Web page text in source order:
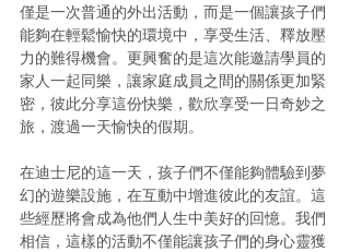
僅是一次普通的外出活動，而是一個讓孩子們
能夠在輕鬆愉快的環境中，享受生活、釋放壓
力的難得機會。更興奮的是這次能邀請學員的
家人一起同樂，讓家庭成員之間的關係更加緊
密，彼此分享這份快樂，歡欣享受一日奇妙之
旅，渡過一天愉快的假期。
在迪士尼的這一天，孩子們不僅能夠體驗到夢
幻的遊樂設施，在互動中增進彼此的友誼。這
些經歷將會成為他們人生中美好的回憶。我們
相信，這樣的活動不僅能讓孩子們的身心靈獲